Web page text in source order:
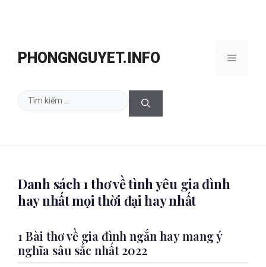
PHONGNGUYET.INFO Menu
Tìm
Danh sách 1 thơ về tình yêu gia đình
hay nhất mọi thời đại hay nhất
1 Bài thơ về gia đình ngắn hay mang ý
nghĩa sâu sắc nhất 2022